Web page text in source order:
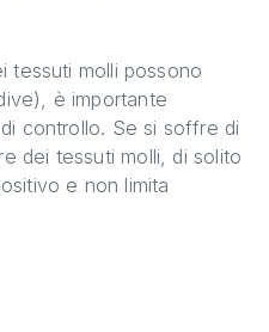
tessuti molli possono
è importante
controllo. Se si soffre di
dei tessuti molli, di solito
e non limita